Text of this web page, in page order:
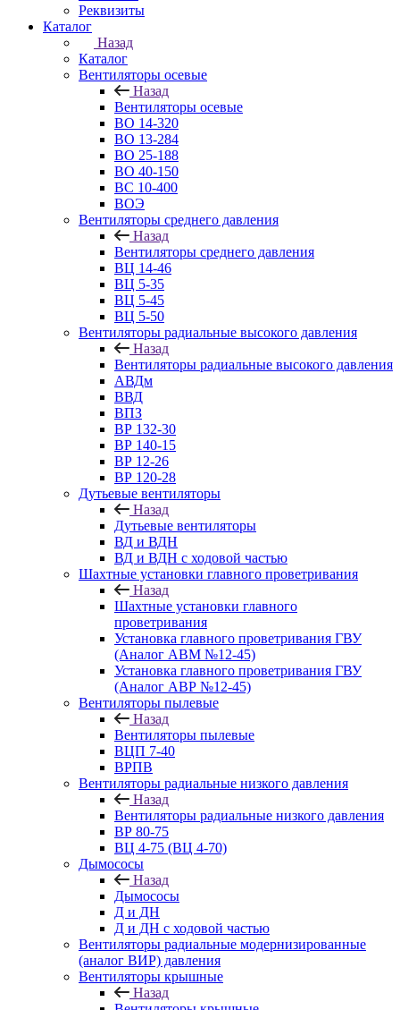
Реквизиты
Каталог
Назад
Каталог
Вентиляторы осевые
Назад
Вентиляторы осевые
ВО 14-320
ВО 13-284
ВО 25-188
ВО 40-150
ВС 10-400
ВОЭ
Вентиляторы среднего давления
Назад
Вентиляторы среднего давления
ВЦ 14-46
ВЦ 5-35
ВЦ 5-45
ВЦ 5-50
Вентиляторы радиальные высокого давления
Назад
Вентиляторы радиальные высокого давления
АВДм
ВВД
ВПЗ
ВР 132-30
ВР 140-15
ВР 12-26
ВР 120-28
Дутьевые вентиляторы
Назад
Дутьевые вентиляторы
ВД и ВДН
ВД и ВДН с ходовой частью
Шахтные установки главного проветривания
Назад
Шахтные установки главного
проветривания
Установка главного проветривания ГВУ
(Аналог АВМ №12-45)
Установка главного проветривания ГВУ
(Аналог АВР №12-45)
Вентиляторы пылевые
Назад
Вентиляторы пылевые
ВЦП 7-40
ВРПВ
Вентиляторы радиальные низкого давления
Назад
Вентиляторы радиальные низкого давления
ВР 80-75
ВЦ 4-75 (ВЦ 4-70)
Дымососы
Назад
Дымососы
Д и ДН
Д и ДН с ходовой частью
Вентиляторы радиальные модернизированные
(аналог ВИР) давления
Вентиляторы крышные
Назад